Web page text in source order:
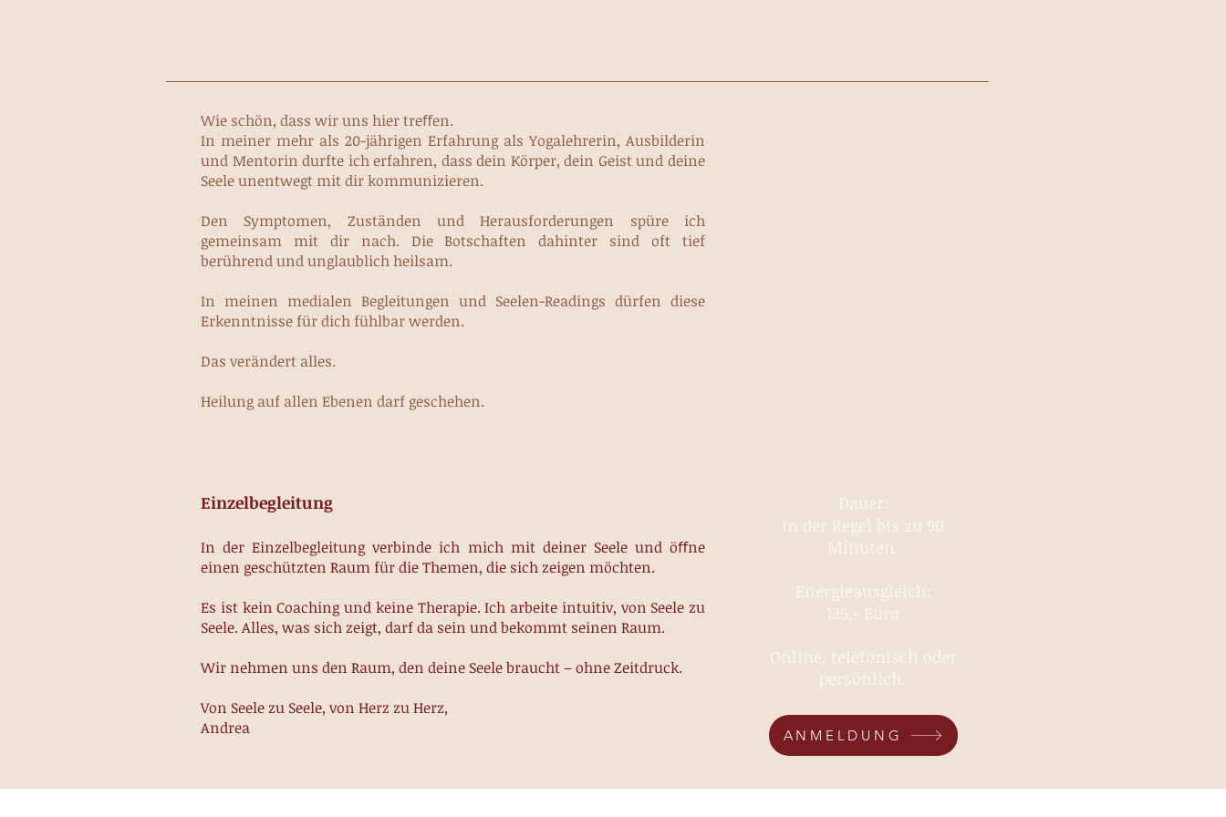
Wie schön, dass wir uns hier treﬀen.
In meiner mehr als 20-jährigen Erfahrung als Yogalehrerin, Ausbilderin
und Mentorin durfte icherfahren, dass dein Körper, dein Geist und deine
Seele unentwegt mit dir kommunizieren.
Den Symptomen, Zuständen und Herausforderungen spüre ich
gemeinsam mit dir nach. DieBotschaften dahinter sind oft tief
berührend und unglaublich heilsam.
In meinen medialen Begleitungen und Seelen-Readings dürfen diese
Erkenntnisse für dich fühlbarwerden.
Das verändert alles.
Heilung auf allen Ebenen darf geschehen.
Einzelbegleitung
In der Einzelbegleitung verbinde ich mich mit deiner Seele und öﬀne
einen geschützten Raum für die Themen, die sich zeigen möchten.
Es ist kein Coaching und keine Therapie. Ich arbeite intuitiv, von Seele zu
Seele. Alles, was sichzeigt, darf da sein und bekommt seinen Raum.
Wir nehmen uns den Raum, den deine Seele braucht – ohne Zeitdruck.
Von Seele zu Seele, von Herz zu Herz,
Andrea
Dauer:
in der Regel bis zu 90
Minuten.
Energieausgleich:
135,- Euro
Online, telefonisch oder
persönlich.
ANMELDUNG